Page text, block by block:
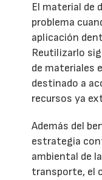
El material de
problema
aplicación
Reutilizarlo
de materiales
destinado a
recursos ya
Además del
estrategia
ambiental de
transporte, el